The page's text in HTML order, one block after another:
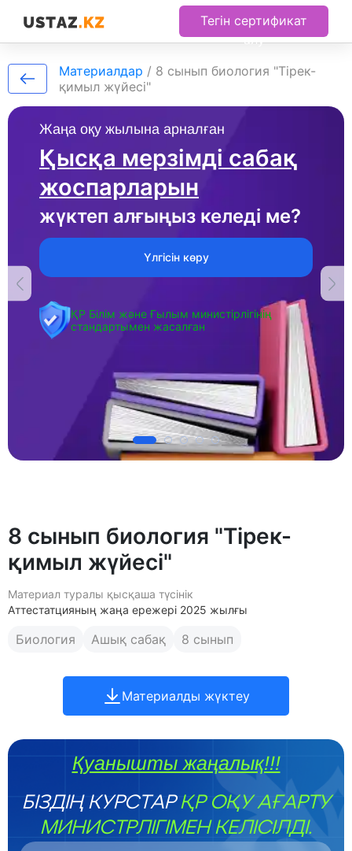
Тегін сертификат
алу
Жаңа оқу жылына арналған
Қысқа мерзімді сабақ
жоспарларын
жүктеп алғыңыз келеді ме?
Үлгісін көру
ҚР Білім және Ғылым министірлігінің
стандартымен жасалған
Материалдар / 8 сынып биология "Тірек-
қимыл жүйесі"
8 сынып биология "Тірек-
қимыл жүйесі"
Материал туралы қысқаша түсінік
Аттестатцияның жаңа ережері 2025 жылғы
Биология Ашық сабақ 8 сынып
Материалды жүктеу
Қуанышты жаңалық!!!
БІЗДІҢ КУРСТАРҚР ОҚУ АҒАРТУ
МИНИСТРЛІГІМЕН КЕЛІСІЛДІ.